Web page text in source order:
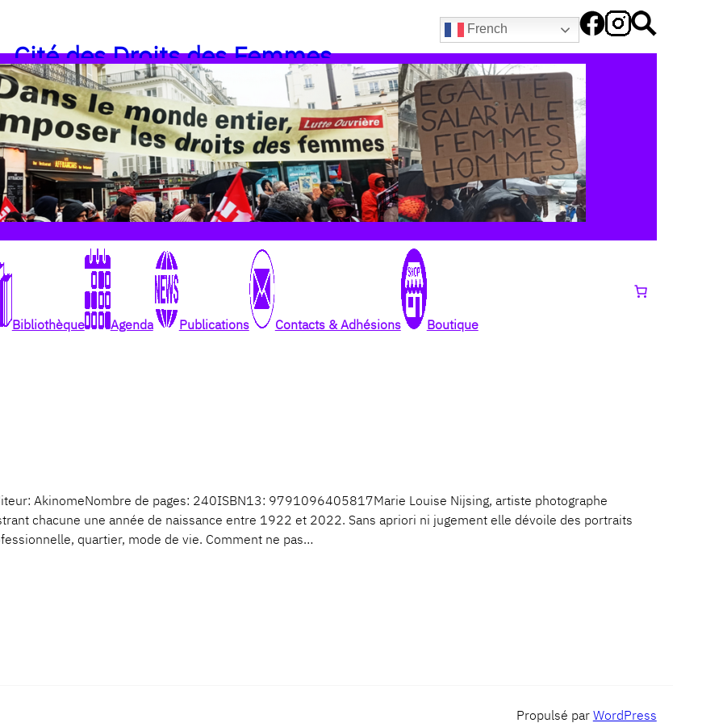
French
Cité des Droits des Femmes
Bibliothèque Agenda Publications Contacts & Adhésions Boutique
AkinomeNombre de pages: 240ISBN13: 9791096405817Marie Louise Nijsing, artiste photographe
chacune une année de naissance entre 1922 et 2022. Sans apriori ni jugement elle dévoile des portraits
quartier, mode de vie. Comment ne pas…
Propulsé par WordPress